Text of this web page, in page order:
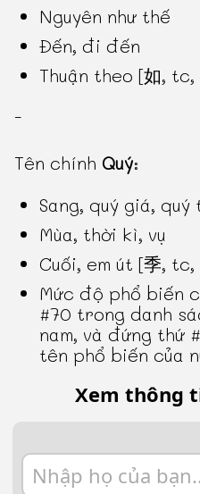
Nguyên như thế
Đến, đi đến
Thuận theo [如,
-
Tên chính Quý:
Sang, quý giá,
Mùa, thời kì, vụ
Cuối, em út [季,
Mức độ phổ biến
#70 trong danh
nam, và đứng thứ
tên phổ biến của
Xem thông